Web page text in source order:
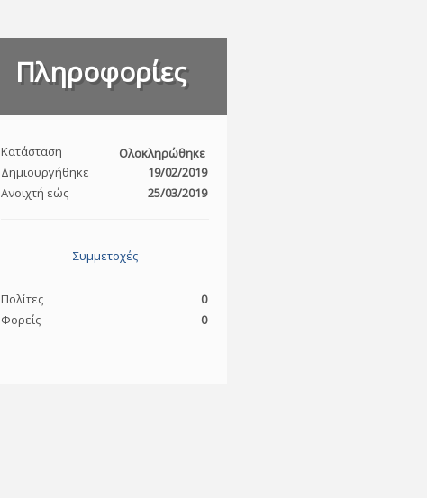
Πληροφορίες
Κατάσταση
Ολοκληρώθηκε
Δημιουργήθηκε
19/02/2019
Ανοιχτή εώς
25/03/2019
Συμμετοχές
Πολίτες
0
Φορείς
0